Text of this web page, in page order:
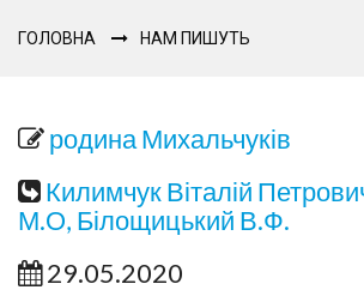
ГОЛОВНА НАМ ПИШУТЬ
родина Михальчуків
Килимчук Віталій
М.О, Білощицький В.Ф.
29.05.2020